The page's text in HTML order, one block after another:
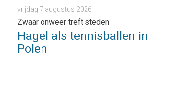
vrijdag 7 augustus 2026
Zwaar onweer treft steden
Hagel als tennisballen in
Polen